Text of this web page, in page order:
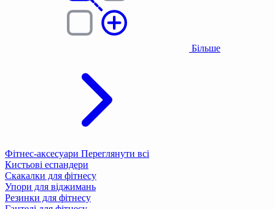
Більше
Фітнес-аксесуари Переглянути всі
Кистьові еспандери
Скакалки для фітнесу
Упори для віджимань
Резинки для фітнесу